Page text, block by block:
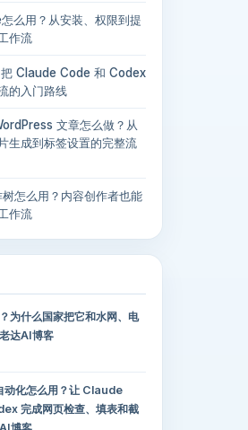
么用？从安装、权限到提
作流
把 Claude Code 和 Codex
的入门路线
文章怎么做？从
生成到标签设置的完整流
怎么用？内容创作者也能
作流
为什么国家把它和水网、电
达AI博客
动化怎么用？让 Claude
完成网页检查、填表和截